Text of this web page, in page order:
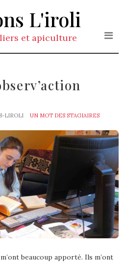
L'iroli
et apiculture
LIROLI UN MOT DES STAGIAIRES
beaucoup apporté. Ils m’ont